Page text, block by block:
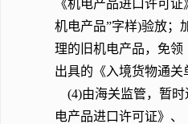
《机电产品进口许可
机电产品”字样)验放；
理的旧机电产品，免
出具的《入境货物通关
(4)由海关监管，暂时
电产品进口许可证》